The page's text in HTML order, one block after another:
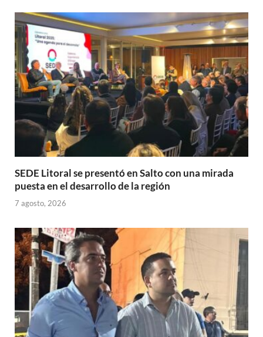
A
p
p
o
o
k
ar
ti
r
SEDE Litoral se presentó en Salto con una mirada
puesta en el desarrollo de la región
7 agosto, 2026